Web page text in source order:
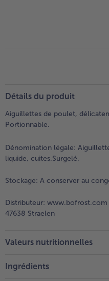
Détails du produit
Aiguillettes de poulet,
Portionnable.
Dénomination légale:
liquide, cuites.Surgelé.
Stockage: A conserver au
Distributeur: www.bofrost.com
47638 Straelen
Valeurs nutritionnelles
Ingrédients